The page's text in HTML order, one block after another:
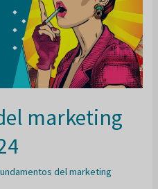
marketing
del marketing